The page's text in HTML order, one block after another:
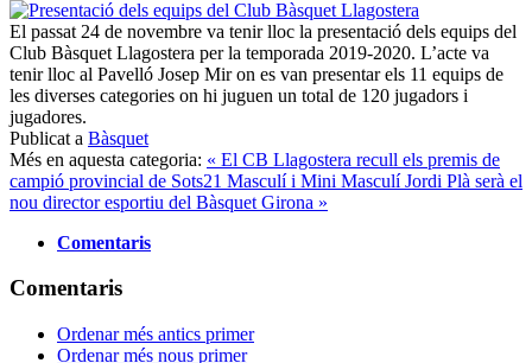
El passat 24 de novembre va tenir lloc la presentació dels equips del
Club Bàsquet Llagostera per la temporada 2019-2020. L’acte va
tenir lloc al Pavelló Josep Mir on es van presentar els 11 equips de
les diverses categories on hi juguen un total de 120 jugadors i
jugadores.
Publicat a Bàsquet
Més en aquesta categoria: « El CB Llagostera recull els premis de
campió provincial de Sots21 Masculí i Mini MasculíJordi Plà serà el
nou director esportiu del Bàsquet Girona »
Comentaris
Comentaris
Ordenar més antics primer
Ordenar més nous primer